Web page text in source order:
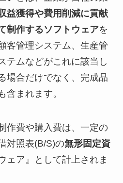
益獲得や費用削減に貢献
制作するソフトウェアを
客管理システム、生産管
テムなどがこれに該当し
場合だけでなく、完成品
含まれます。
作費や購入費は、一定の
対照表(B/S)の無形固定資
ェア』として計上されま